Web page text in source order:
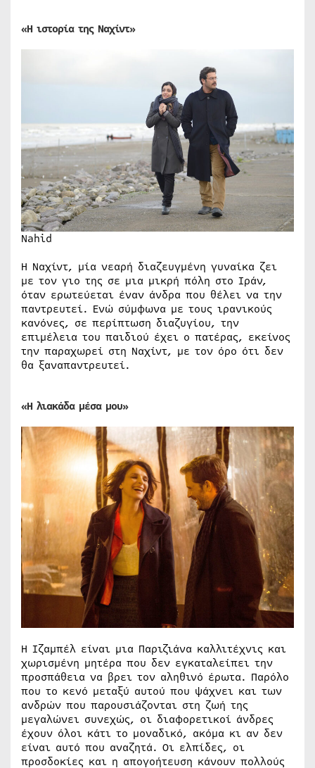
«Η ιστορία της Ναχίντ»
Nahid
Η Ναχίντ, μία νεαρή διαζευγμένη γυναίκα ζει
με τον γιο της σε μια μικρή πόλη στο Ιράν,
όταν ερωτεύεται έναν άνδρα που θέλει να την
παντρευτεί. Ενώ σύμφωνα με τους ιρανικούς
κανόνες, σε περίπτωση διαζυγίου, την
επιμέλεια του παιδιού έχει ο πατέρας, εκείνος
την παραχωρεί στη Ναχίντ, με τον όρο ότι δεν
θα ξαναπαντρευτεί.
«Η λιακάδα μέσα μου»
Η Ιζαμπέλ είναι μια Παριζιάνα καλλιτέχνις και
χωρισμένη μητέρα που δεν εγκαταλείπει την
προσπάθεια να βρει τον αληθινό έρωτα. Παρόλο
που το κενό μεταξύ αυτού που ψάχνει και των
ανδρών που παρουσιάζονται στη ζωή της
μεγαλώνει συνεχώς, οι διαφορετικοί άνδρες
έχουν όλοι κάτι το μοναδικό, ακόμα κι αν δεν
είναι αυτό που αναζητά. Οι ελπίδες, οι
προσδοκίες και η απογοήτευση κάνουν πολλούς